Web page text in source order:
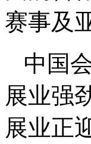
赛事及
中国
展业强
展业正